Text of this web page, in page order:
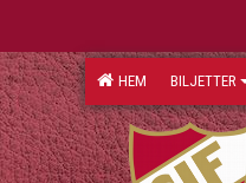
HEM BILJETTER